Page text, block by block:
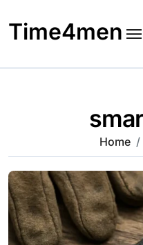
to
content
Time4men
Home